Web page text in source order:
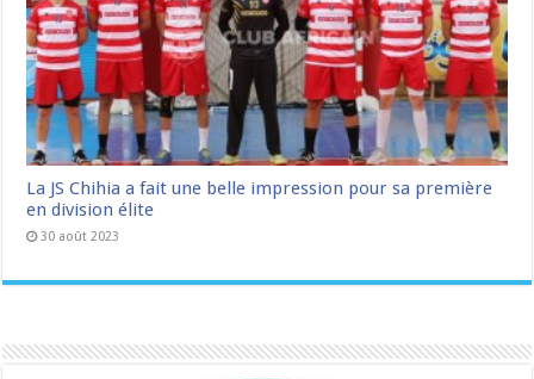
La JS Chihia a fait une belle impression pour sa première
en division élite
30 août 2023